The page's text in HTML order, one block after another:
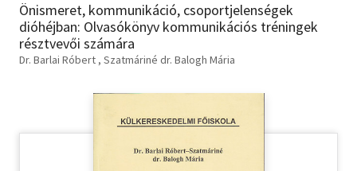
Gyermek- és ifjúsági
Hobbi, szabadidő
Önismeret, kommunikáció, csoportjelenségek
dióhéjban: Olvasókönyv kommunikációs tréningek
résztvevői számára
Dr. Barlai Róbert Szatmáriné dr. Balogh Mária